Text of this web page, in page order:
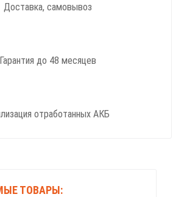
Доставка, самовывоз
Гарантия до 48 месяцев
отработанных АКБ
ТОВАРЫ: